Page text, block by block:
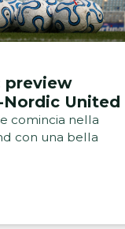
preview
United
comincia nella
con una bella